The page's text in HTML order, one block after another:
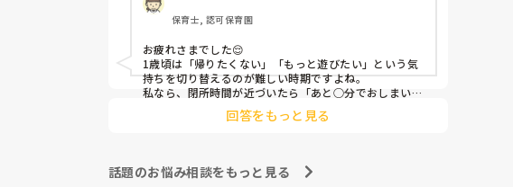
保育士, 認可保育園
お疲れさまでした😌
1歳頃は「帰りたくない」「もっと遊びたい」という気
持ちを切り替えるのが難しい時期ですよね。
私なら、閉所時間が近づいたら「あと○分でおしまいだ
よ」「最後はこれをやったら帰ろうね」と少し前から繰
り返し伝えて心の準備ができるようにします。それでも
者の方と「また遊びに来ようね」と声を掛けて切り替え
ます。
回答をもっと見る
話題のお悩み相談をもっと見る